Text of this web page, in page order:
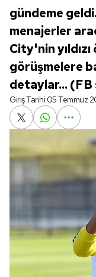
gündeme
menajerler
City'nin
görüşmelere
detaylar...
Giriş Tarihi:05 Temmuz